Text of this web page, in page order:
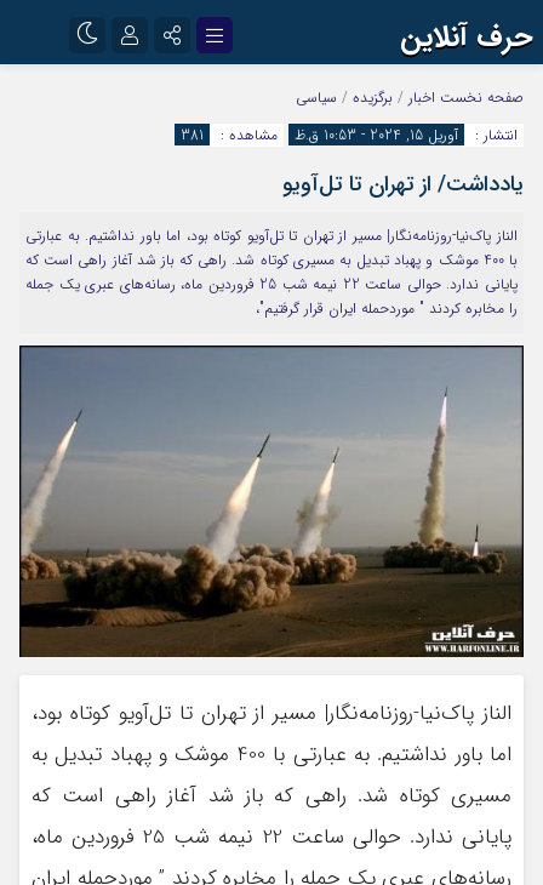
حرف آنلاین
اینستاگرام
آپارات
رمز عبور
مرا به خاطر بسپار
صفحه نخست اخبار / برگزیده / سیاسی
انتشار :
آوریل 15, 2024 - 10:53 ق.ظ مشاهده : 381
یادداشت/ از تهران تا تل‌آویو
الناز پاک‌نیا-روزنامه‌نگار| مسیر از تهران تا تل‌آویو کوتاه بود، اما باور نداشتیم. به عبارتی
با 400 موشک و پهباد تبدیل به مسیری کوتاه شد. راهی که باز شد آغاز راهی است که
پایانی ندارد. حوالی ساعت 22 نیمه شب 25 فروردین ماه، رسانه‌های عبری یک جمله
را مخابره کردند " موردحمله ایران قرار گرفتیم"،
الناز پاک‌نیا-روزنامه‌نگار| مسیر از تهران تا تل‌آویو کوتاه بود،
اما باور نداشتیم. به عبارتی با 400 موشک و پهباد تبدیل به
مسیری کوتاه شد. راهی که باز شد آغاز راهی است که
پایانی ندارد. حوالی ساعت 22 نیمه شب 25 فروردین ماه،
رسانه‌های عبری یک جمله را مخابره کردند ” موردحمله ایران